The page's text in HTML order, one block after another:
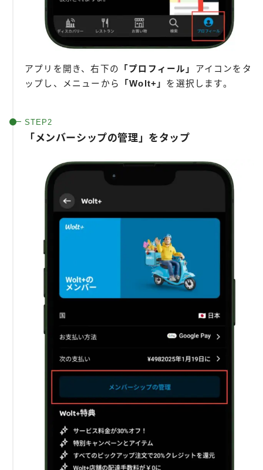
アプリを開き、右下の 「プロフィール」 アイコンをタ
ップし、メニューから
「Wolt+」 を選択します。
「メンバーシップの管理」をタップ